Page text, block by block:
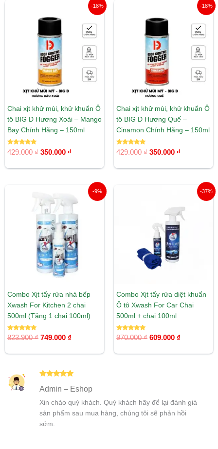
-18%
Chai xịt khử mùi, khử khuẩn Ô
tô BIG D Hương Xoài – Mango
Bay Chính Hãng – 150ml
Được xếp
hạng
429.000₫
là:
350.000 ₫
350.000 ₫.
-18%
Chai xịt khử mùi, khử khuẩn Ô
tô BIG D Hương Quế –
Cinamon Chính Hãng – 150ml
Được xếp
hạng
429.000₫
là:
350.000 ₫
350.000 ₫.
-9%
Combo Xịt tẩy rửa nhà bếp
Xwash For Kitchen 2 chai
500ml (Tặng 1 chai 100ml)
Được xếp
hạng
823.900₫
gốc
là:
823.900 ₫.
749.000 ₫
tại
là:
749.000 ₫.
-37%
Combo Xịt tẩy rửa diệt khuẩn
Ô tô Xwash For Car Chai
500ml + chai 100ml
Được xếp
hạng
970.000₫
970.000 ₫.
609.000 ₫
tại
là:
hạng55
Admin – Eshop
Xin chào quý khách. Quý khách hãy để lại đánh giá
sản phẩm sau mua hàng, chúng tôi sẽ phản hồi
sớm.